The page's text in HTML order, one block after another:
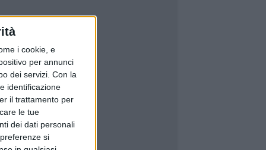
i cookie, e
per annunci
dei servizi. Con la
identificazione
il trattamento per
le tue
dei dati personali
si